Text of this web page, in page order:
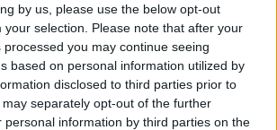
by us, please use the below opt-out
your selection. Please note that after your
you may continue seeing
based on personal information utilized by
disclosed to third parties prior to
separately opt-out of the further
personal information by third parties on the